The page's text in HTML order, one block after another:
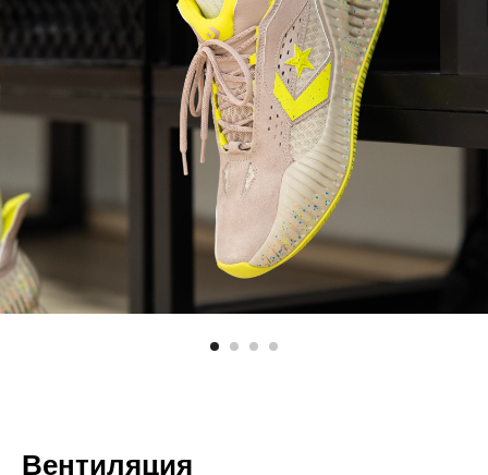
Вентиляция